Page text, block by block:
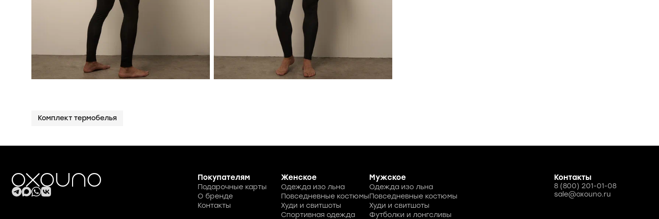
Комплект термобелья
Покупателям
Подарочные карты
О бренде
Контакты
Женское
Одежда изо льна
Повседневные костюмы
Худи и свитшоты
Спортивная одежда
Мужское
Одежда изо льна
Повседневные костюмы
Худи и свитшоты
Футболки и лонгсливы
Контакты
8 (800) 201-01-08
sale@oxouno.ru